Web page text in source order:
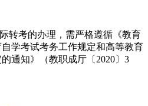
转考的办理，需严格遵循《教育
学考试考务工作规定和高等教育
通知》（教职成厅〔2020〕3